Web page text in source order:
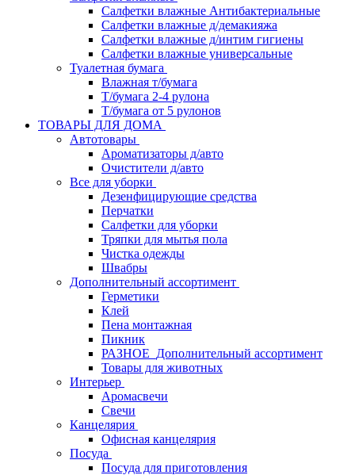
Салфетки влажные Антибактериальные
Салфетки влажные д/демакияжа
Салфетки влажные д/интим гигиены
Салфетки влажные универсальные
Туалетная бумага
Влажная т/бумага
Т/бумага 2-4 рулона
Т/бумага от 5 рулонов
ТОВАРЫ ДЛЯ ДОМА
Автотовары
Ароматизаторы д/авто
Очистители д/авто
Все для уборки
Дезенфицирующие средства
Перчатки
Салфетки для уборки
Тряпки для мытья пола
Чистка одежды
Швабры
Дополнительный ассортимент
Герметики
Клей
Пена монтажная
Пикник
РАЗНОЕ_Дополнительный ассортимент
Товары для животных
Интерьер
Аромасвечи
Свечи
Канцелярия
Офисная канцелярия
Посуда
Посуда для приготовления